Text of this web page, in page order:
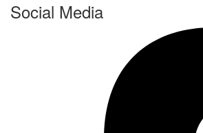
Social Media